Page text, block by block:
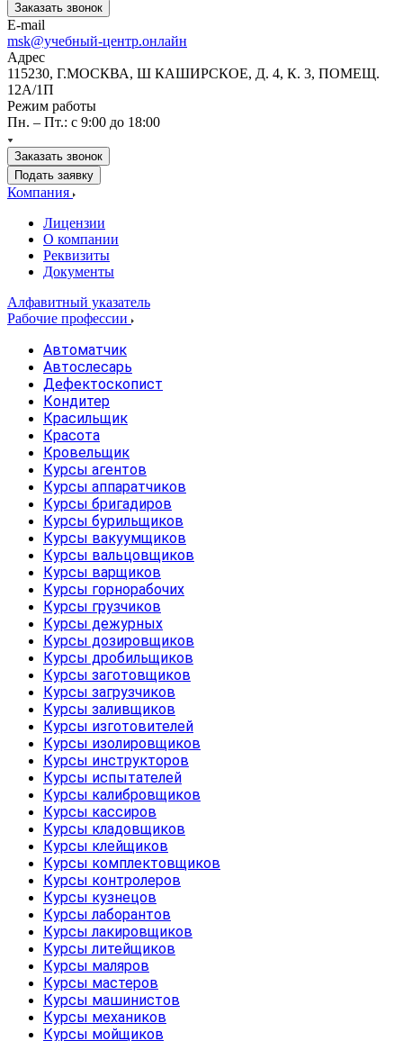
Заказать звонок
E-mail
msk@учебный-центр.онлайн
Адрес
115230, Г.МОСКВА, Ш КАШИРСКОЕ, Д. 4, К. 3, ПОМЕЩ.
12А/1П
Режим работы
Пн. – Пт.: с 9:00 до 18:00
Заказать звонок
Подать заявку
Компания
Лицензии
О компании
Реквизиты
Документы
Алфавитный указатель
Рабочие профессии
Автоматчик
Автослесарь
Дефектоскопист
Кондитер
Красильщик
Красота
Кровельщик
Курсы агентов
Курсы аппаратчиков
Курсы бригадиров
Курсы бурильщиков
Курсы вакуумщиков
Курсы вальцовщиков
Курсы варщиков
Курсы горнорабочих
Курсы грузчиков
Курсы дежурных
Курсы дозировщиков
Курсы дробильщиков
Курсы заготовщиков
Курсы загрузчиков
Курсы заливщиков
Курсы изготовителей
Курсы изолировщиков
Курсы инструкторов
Курсы испытателей
Курсы калибровщиков
Курсы кассиров
Курсы кладовщиков
Курсы клейщиков
Курсы комплектовщиков
Курсы контролеров
Курсы кузнецов
Курсы лаборантов
Курсы лакировщиков
Курсы литейщиков
Курсы маляров
Курсы мастеров
Курсы машинистов
Курсы механиков
Курсы мойщиков